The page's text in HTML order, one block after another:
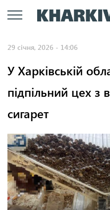
29 січня, 2026 - 14:06
У Харківській
підпільний цех з
сигарет